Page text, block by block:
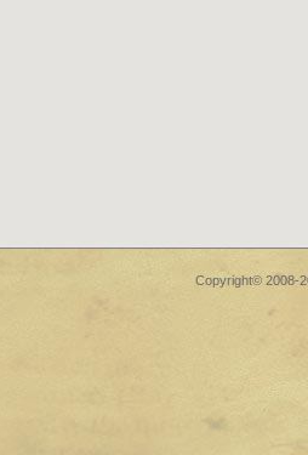
Copyright© 2008-